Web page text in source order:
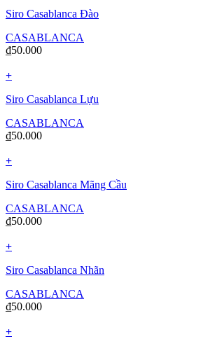
Siro Casablanca Đào
CASABLANCA
₫50.000
+
Siro Casablanca Lựu
CASABLANCA
₫50.000
+
Siro Casablanca Mãng Cầu
CASABLANCA
₫50.000
+
Siro Casablanca Nhãn
CASABLANCA
₫50.000
+